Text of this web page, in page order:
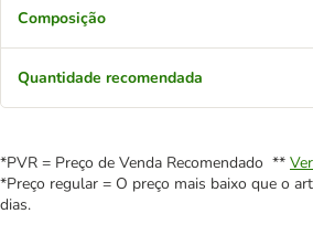
Composição
Quantidade recomendada
*PVR = Preço de Venda Recomendado **
*Preço regular = O preço mais baixo que o
dias.